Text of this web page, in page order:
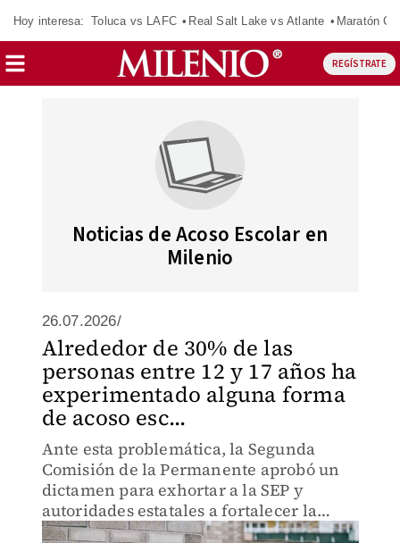
Hoy interesa: Toluca vs LAFC Real Salt Lake vs Atlante Maratón
REGÍSTRATE
Noticias de Acoso Escolar en
Milenio
26.07.2026/
Alrededor de 30% de las
personas entre 12 y 17 años ha
experimentado alguna forma
de acoso esc...
Ante esta problemática, la Segunda
Comisión de la Permanente aprobó un
dictamen para exhortar a la SEP y
autoridades estatales a fortalecer la
estrategia “Entornos Escolares Seguros”.